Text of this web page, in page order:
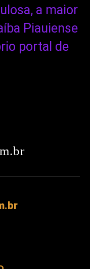
a maior
Piauiense
portal de